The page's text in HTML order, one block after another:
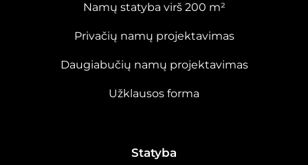
Namų statyba virš 200 m²
Privačių namų projektavimas
Daugiabučių namų projektavimas
Užklausos forma
Statyba